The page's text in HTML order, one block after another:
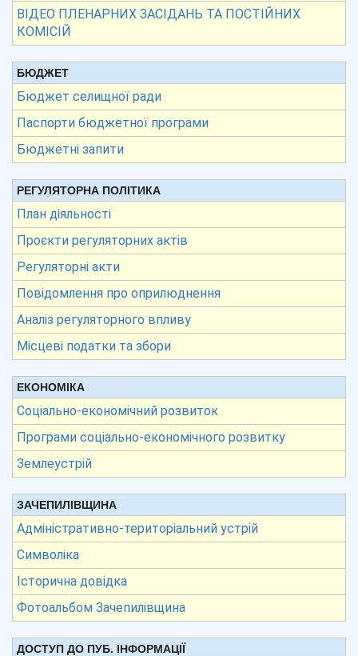
ВІДЕО ПЛЕНАРНИХ ЗАСІДАНЬ ТА ПОСТІЙНИХ
КОМІСІЙ
БЮДЖЕТ
Бюджет селищної ради
Паспорти бюджетної програми
Бюджетні запити
РЕГУЛЯТОРНА ПОЛІТИКА
План діяльності
Проєкти регуляторних актів
Регуляторні акти
Повідомлення про оприлюднення
Аналіз регуляторного впливу
Місцеві податки та збори
ЕКОНОМІКА
Соціально-економічний розвиток
Програми соціально-економічного розвитку
Землеустрій
ЗАЧЕПИЛІВЩИНА
Адміністративно-територіальний устрій
Символіка
Історична довідка
Фотоальбом Зачепилівщина
ДОСТУП ДО ПУБ. ІНФОРМАЦІЇ